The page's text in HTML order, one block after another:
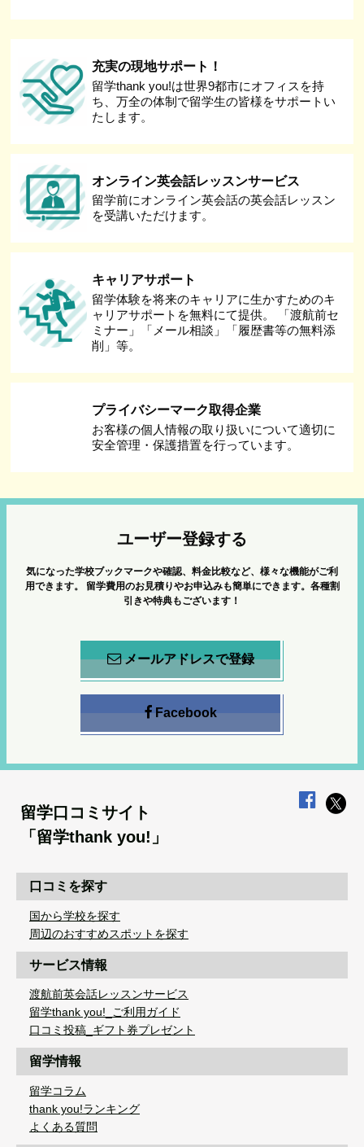
充実の現地サポート！
留学thank you!は世界9都市にオフィスを持
ち、万全の体制で留学生の皆様をサポートい
たします。
オンライン英会話レッスンサービス
留学前にオンライン英会話の英会話レッスン
を受講いただけます。
キャリアサポート
留学体験を将来のキャリアに生かすためのキ
ャリアサポートを無料にて提供。 「渡航前セ
ミナー」「メール相談」「履歴書等の無料添
削」等。
プライバシーマーク取得企業
お客様の個人情報の取り扱いについて適切に
安全管理・保護措置を行っています。
ユーザー登録する
気になった学校ブックマークや確認、料金比較など、様々な機能がご利
用できます。
留学費用のお見積りやお申込みも簡単にできます。各種割
引きや特典もございます！
メールアドレスで登録
Facebook
留学口コミサイト
「留学thank you!」
口コミを探す
国から学校を探す
周辺のおすすめスポットを探す
サービス情報
渡航前英会話レッスンサービス
留学thank you!_ご利用ガイド
口コミ投稿_ギフト券プレゼント
留学情報
留学コラム
thank you!ランキング
よくある質問